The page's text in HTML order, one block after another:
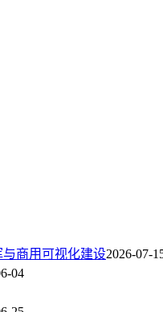
商用可视化建设2026-07-
04